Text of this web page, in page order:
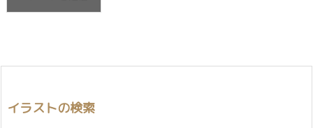
イラストの検索